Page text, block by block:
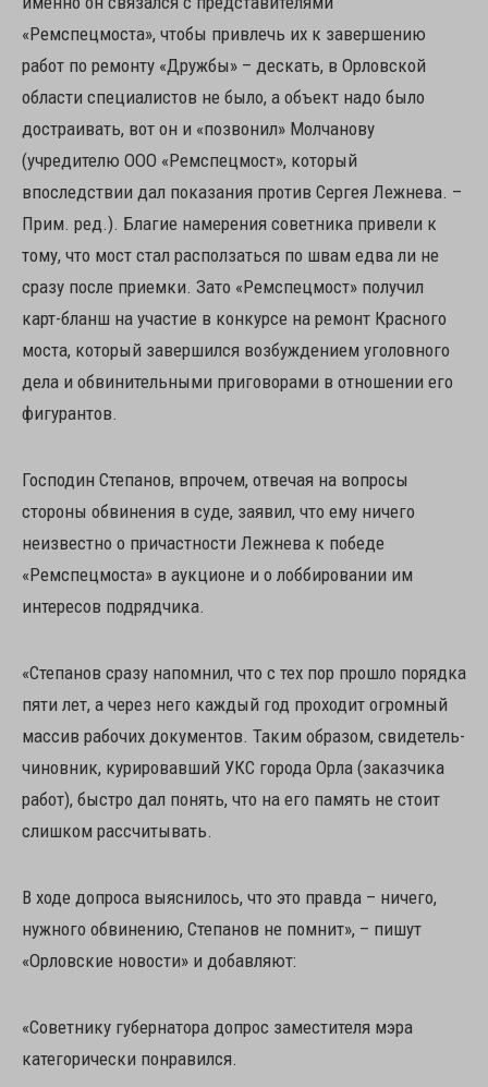
«Ремспецмоста», чтобы привлечь их к завершению
работ по ремонту «Дружбы» – дескать, в Орловской
области специалистов не было, а объект надо было
достраивать, вот он и «позвонил» Молчанову
(учредителю ООО «Ремспецмост», который
впоследствии дал показания против Сергея Лежнева. –
Прим. ред.). Благие намерения советника привели к
тому, что мост стал расползаться по швам едва ли не
сразу после приемки. Зато «Ремспецмост» получил
карт-бланш на участие в конкурсе на ремонт Красного
моста, который завершился возбуждением уголовного
дела и обвинительными приговорами в отношении его
фигурантов.
Господин Степанов, впрочем, отвечая на вопросы
стороны обвинения в суде, заявил, что ему ничего
неизвестно о причастности Лежнева к победе
«Ремспецмоста» в аукционе и о лоббировании им
интересов подрядчика.
«Степанов сразу напомнил, что с тех пор прошло порядка
пяти лет, а через него каждый год проходит огромный
массив рабочих документов. Таким образом, свидетель-
чиновник, курировавший УКС города Орла (заказчика
работ), быстро дал понять, что на его память не стоит
слишком рассчитывать.
В ходе допроса выяснилось, что это правда – ничего,
нужного обвинению, Степанов не помнит», – пишут
«Орловские новости» и добавляют:
«Советнику губернатора допрос заместителя мэра
категорически понравился.